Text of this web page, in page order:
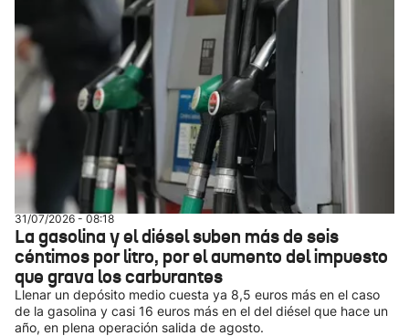
31/07/2026 - 08:18
La gasolina y el diésel suben más de seis
céntimos por litro, por el aumento del impuesto
que grava los carburantes
Llenar un depósito medio cuesta ya 8,5 euros más en el caso
de la gasolina y casi 16 euros más en el del diésel que hace un
año, en plena operación salida de agosto.